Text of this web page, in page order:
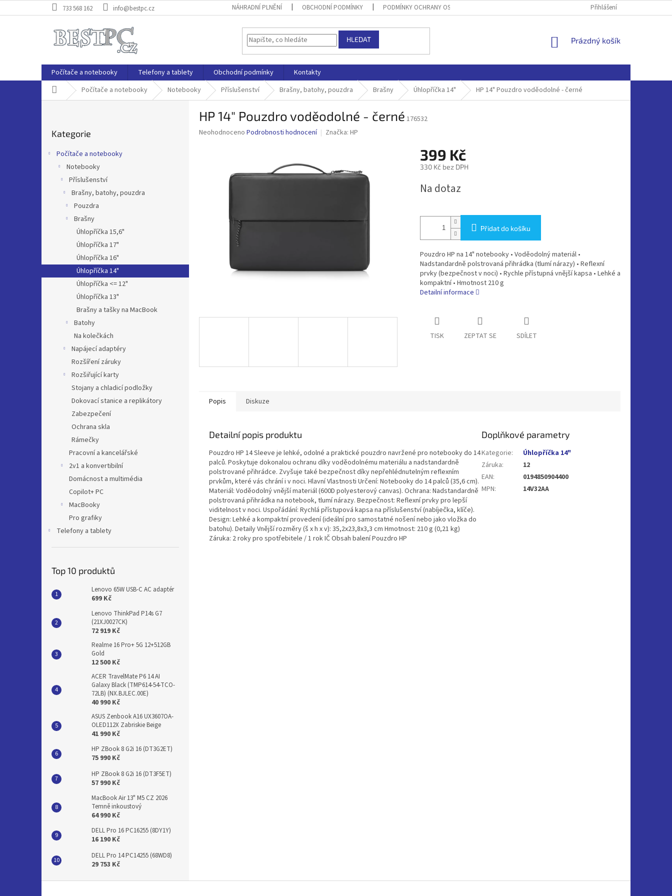
na
733 568 162 info@bestpc.cz NÁHRADNÍ PLNĚNÍ OBCHODNÍ PODMÍNKY PODMÍNKY OCHRANY OSOBNÍCH ÚDAJŮ Přihlášení
HLEDAT
NÁKUPNÍ
Prázdný košík
Počítače a notebooky Telefony a tablety Obchodní podmínky
Kontakty
Domů Počítače a notebooky Notebooky Příslušenství Brašny, batohy, pouzdra Brašny Úhlopříčka 14" HP 14" Pouzdro voděodolné - černé
kategorie
Kategorie
Počítače a notebooky
Notebooky
Příslušenství
Brašny, batohy, pouzdra
Pouzdra
Brašny
Úhlopříčka 15,6"
Úhlopříčka 17"
Úhlopříčka 16"
Úhlopříčka 14"
Úhlopříčka <= 12"
Úhlopříčka 13"
Brašny a tašky na MacBook
Batohy
Na kolečkách
Napájecí adaptéry
Rozšíření záruky
Rozšiřující karty
Stojany a chladicí podložky
Dokovací stanice a replikátory
Zabezpečení
Ochrana skla
Rámečky
Pracovní a kancelářské
2v1 a konvertibilní
Domácnost a multimédia
Copilot+ PC
MacBooky
Pro grafiky
Telefony a tablety
Top 10 produktů
Lenovo 65W USB-C AC adaptér
699 Kč
Lenovo ThinkPad P14s G7
(21XJ0027CK)
72 919 Kč
Realme 16 Pro+ 5G 12+512GB
Gold
12 500 Kč
ACER TravelMate P6 14 AI
Galaxy Black (TMP614-54-TCO-
72LB) (NX.BJLEC.00E)
40 990 Kč
ASUS Zenbook A16 UX3607OA-
OLED112X Zabriskie Beige
41 990 Kč
HP ZBook 8 G2i 16 (DT3G2ET)
75 990 Kč
HP ZBook 8 G2i 16 (DT3F5ET)
57 990 Kč
MacBook Air 13" M5 CZ 2026
Temně inkoustový
64 990 Kč
DELL Pro 16 PC16255 (8DY1Y)
16 190 Kč
DELL Pro 14 PC14255 (68WD8)
29 753 Kč
HP 14" Pouzdro voděodolné - černé 176532
Průměrné
Neohodnoceno Podrobnosti hodnocení Značka: HP
399 Kč
330 Kč bez DPH
cena:
Na dotaz
Přidat do košíku
Pouzdro HP na 14" notebooky • Voděodolný materiál •
Nadstandardně polstrovaná přihrádka (tlumí nárazy) • Reflexní
prvky (bezpečnost v noci) • Rychle přístupná vnější kapsa • Lehké a
kompaktní • Hmotnost 210 g
Detailní informace
TISK ZEPTAT SE SDÍLET
Popis Diskuze
Detailní popis produktu
Pouzdro HP 14 Sleeve je lehké, odolné a praktické pouzdro navržené pro notebooky do 14
palců. Poskytuje dokonalou ochranu díky voděodolnému materiálu a nadstandardně
polstrované přihrádce. Zvyšuje také bezpečnost díky nepřehlédnutelným reflexním
prvkům, které vás chrání i v noci. Hlavní Vlastnosti Určení: Notebooky do 14 palců (35,6 cm).
Materiál: Voděodolný vnější materiál (600D polyesterový canvas). Ochrana: Nadstandardně
polstrovaná přihrádka na notebook, tlumí nárazy. Bezpečnost: Reflexní prvky pro lepší
viditelnost v noci. Uspořádání: Rychlá přístupová kapsa na příslušenství (nabíječka, klíče).
Design: Lehké a kompaktní provedení (ideální pro samostatné nošení nebo jako vložka do
batohu). Detaily Vnější rozměry (š x h x v): 35,2x23,8x3,3 cm Hmotnost: 210 g (0,21 kg)
Záruka: 2 roky pro spotřebitele / 1 rok IČ Obsah balení Pouzdro HP
Doplňkové parametry
Kategorie:
Úhlopříčka 14"
Záruka:
12
EAN:
0194850904400
MPN: 14V32AA